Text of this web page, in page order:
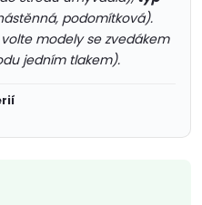
podomítková).
modely se zvedákem
jedním tlakem).